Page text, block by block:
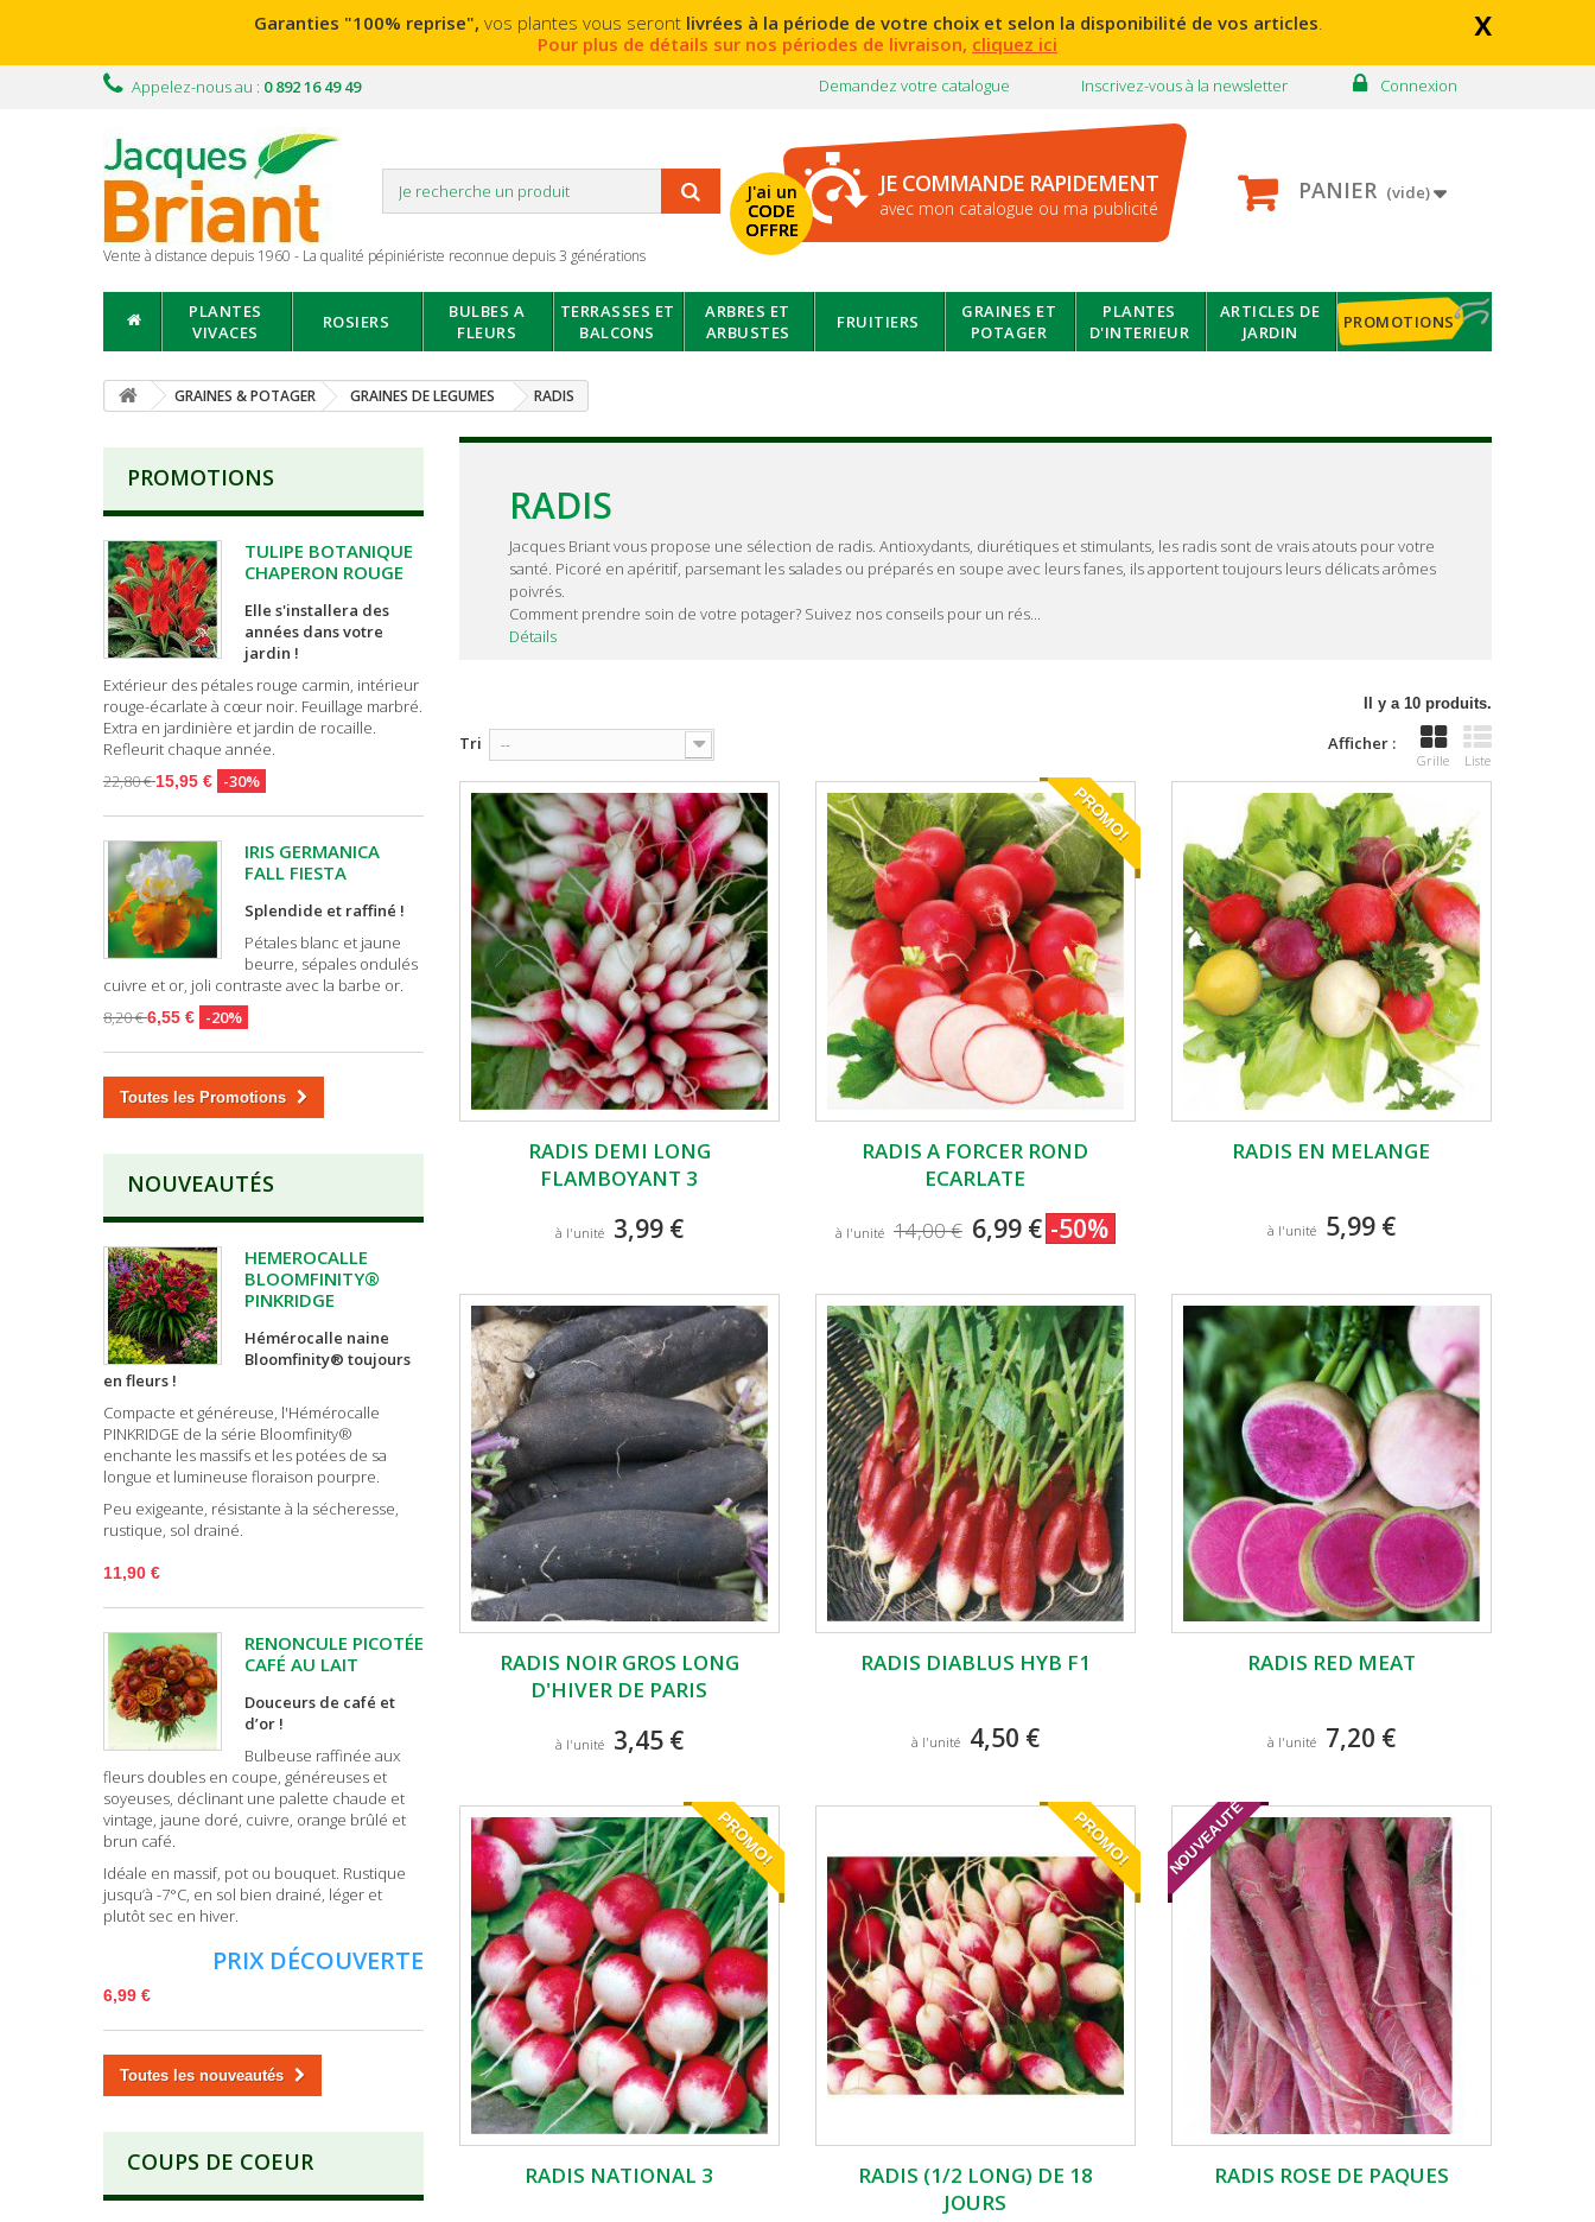
x
Garanties "100% reprise", vos plantes vous seront livrées à la période de votre choix et selon la disponibilité de vos articles.
Pour plus de détails sur nos périodes de livraison, cliquez ici
Connexion
Inscrivez-vous à la newsletter
Demandez votre catalogue
Appelez-nous au : 0 892 16 49 49
Vente à distance depuis 1960 - La qualité pépiniériste reconnue depuis 3 générations
J'ai un
CODE
OFFRE
JE COMMANDE RAPIDEMENT
avec mon catalogue ou ma publicité
PANIER (vide)
PLANTES
VIVACES
ROSIERS
BULBES A
FLEURS
TERRASSES ET
BALCONS
ARBRES ET
ARBUSTES
FRUITIERS
GRAINES ET
POTAGER
PLANTES
D'INTERIEUR
ARTICLES DE
JARDIN
PROMOTIONS
GRAINES & POTAGER GRAINES DE LEGUMES RADIS
PROMOTIONS
TULIPE BOTANIQUE
CHAPERON ROUGE
Elle s'installera des
années dans votre
jardin !
Extérieur des pétales rouge carmin, intérieur
rouge-écarlate à cœur noir. Feuillage marbré.
Extra en jardinière et jardin de rocaille.
Refleurit chaque année.
22,80 €15,95 € -30%
IRIS GERMANICA
FALL FIESTA
Splendide et raffiné !
Pétales blanc et jaune
beurre, sépales ondulés
cuivre et or, joli contraste avec la barbe or.
8,20 €6,55 € -20%
Toutes les Promotions
NOUVEAUTÉS
HEMEROCALLE
BLOOMFINITY®
PINKRIDGE
Hémérocalle naine
Bloomfinity® toujours
en fleurs !
Compacte et généreuse, l'Hémérocalle
PINKRIDGE de la série Bloomfinity®
enchante les massifs et les potées de sa
longue et lumineuse floraison pourpre.
Peu exigeante, résistante à la sécheresse,
rustique, sol drainé.
11,90 €
RENONCULE PICOTÉE
CAFÉ AU LAIT
Douceurs de café et
d’or !
Bulbeuse raffinée aux
fleurs doubles en coupe, généreuses et
soyeuses, déclinant une palette chaude et
vintage, jaune doré, cuivre, orange brûlé et
brun café.
Idéale en massif, pot ou bouquet. Rustique
jusqu’à -7°C, en sol bien drainé, léger et
plutôt sec en hiver.
PRIX DÉCOUVERTE
6,99 €
Toutes les nouveautés
COUPS DE COEUR
RADIS
Jacques Briant vous propose une sélection de radis. Antioxydants, diurétiques et stimulants, les radis sont de vrais atouts pour votre
santé. Picoré en apéritif, parsemant les salades ou préparés en soupe avec leurs fanes, ils apportent toujours leurs délicats arômes
poivrés.
Comment prendre soin de votre potager? Suivez nos conseils pour un rés...
Détails
Il y a 10 produits.
Afficher :
Grille Liste
Tri --
RADIS DEMI LONG
FLAMBOYANT 3
à l'unité 3,99 €
PROMO!
RADIS A FORCER ROND
ECARLATE
à l'unité 14,00 € 6,99 € -50%
RADIS EN MELANGE
à l'unité 5,99 €
RADIS NOIR GROS LONG
D'HIVER DE PARIS
à l'unité 3,45 €
RADIS DIABLUS HYB F1
à l'unité 4,50 €
RADIS RED MEAT
à l'unité 7,20 €
PROMO!
RADIS NATIONAL 3
PROMO!
RADIS (1/2 LONG) DE 18
JOURS
NOUVEAUTÉ
RADIS ROSE DE PAQUES